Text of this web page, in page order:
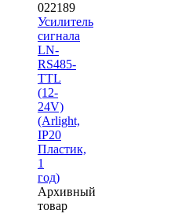
022189
Усилитель
сигнала
LN-
RS485-
TTL
(12-
24V)
(Arlight,
IP20
Пластик,
1
год)
Архивный
товар